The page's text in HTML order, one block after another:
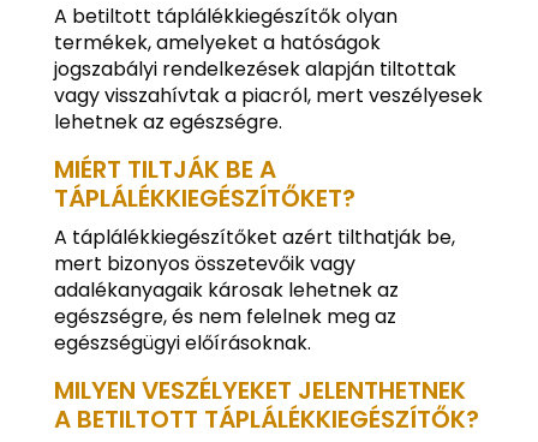
A betiltott táplálékkiegészítők olyan
termékek, amelyeket a hatóságok
jogszabályi rendelkezések alapján tiltottak
vagy visszahívtak a piacról, mert veszélyesek
lehetnek az egészségre.
MIÉRT TILTJÁK BE A
TÁPLÁLÉKKIEGÉSZÍTŐKET?
A táplálékkiegészítőket azért tilthatják be,
mert bizonyos összetevőik vagy
adalékanyagaik károsak lehetnek az
egészségre, és nem felelnek meg az
egészségügyi előírásoknak.
MILYEN VESZÉLYEKET JELENTHETNEK
A BETILTOTT TÁPLÁLÉKKIEGÉSZÍTŐK?